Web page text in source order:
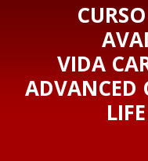
VIDA
ADVANCED